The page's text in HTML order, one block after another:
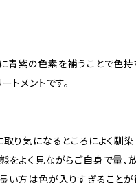
青紫の色素を補うことで色
トメントです。
り気になるところによく馴
をよく見ながらご自身で量、
方は色が入りすぎることが